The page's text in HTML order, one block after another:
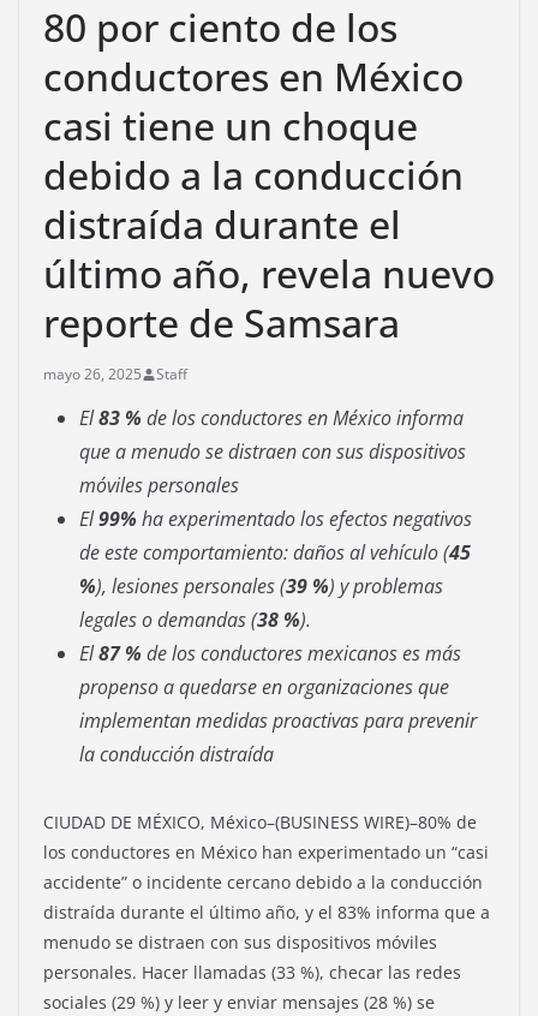
80 por ciento de los
conductores en México
casi tiene un choque
debido a la conducción
distraída durante el
último año, revela nuevo
reporte de Samsara
mayo 26, 2025 Staff
El83 % de los conductores en México informa
que a menudo se distraen con sus dispositivos
móviles personales
El99% ha experimentado los efectos negativos
de este comportamiento: daños al vehículo (45
%), lesiones personales (39 %) y problemas
legales o demandas (38 %).
El87 % de los conductores mexicanos es más
propenso a quedarse en organizaciones que
implementan medidas proactivas para prevenir
la conducción distraída
CIUDAD DE MÉXICO, México–(BUSINESS WIRE)–80% de
los conductores en México han experimentado un “casi
accidente” o incidente cercano debido a la conducción
distraída durante el último año, y el 83% informa que a
menudo se distraen con sus dispositivos móviles
personales. Hacer llamadas (33 %), checar las redes
sociales (29 %) y leer y enviar mensajes (28 %) se